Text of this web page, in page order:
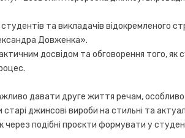
та викладачів відокремленого
Довженка».
досвідом та обговорення того, як
давати друге життя речам,
старі джинсові вироби на стильні та
через подібні проєкти формувати у